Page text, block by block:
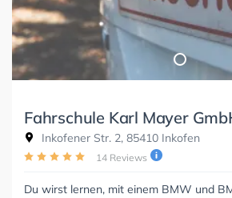
Fahrschule Karl Mayer
Inkofener Str. 2, 85410 Inkofen
14 Reviews
Du wirst lernen, mit einem BMW und